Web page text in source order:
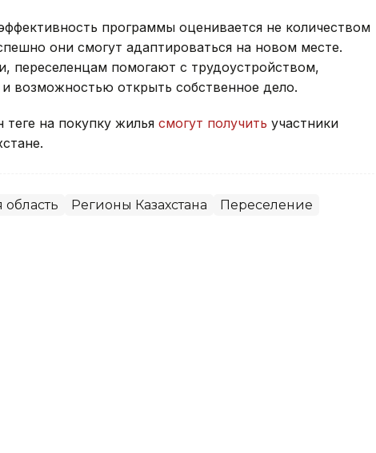
программы оценивается не количеством
они смогут адаптироваться на новом месте.
помогают с трудоустройством,
возможностью открыть собственное дело.
на покупку жилья смогут получить участники
область Регионы Казахстана Переселение